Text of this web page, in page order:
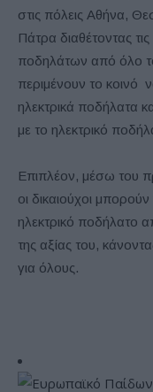
στις πόλεις Αθήνα,
Πάτρα διαθέτοντας
ποδηλάτων από όλο
περιμένουν το κοινό
ηλεκτρικά ποδήλατα
με το ηλεκτρικό
Επιπλέον, μέσω του
οι δικαιούχοι
ηλεκτρικό ποδήλατο
της αξίας του,
για όλους.